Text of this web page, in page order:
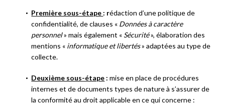
Première sous-étape : rédaction d’une politique de
confidentialité, de clauses « Données à caractère
personnel» mais également « Sécurité», élaboration des
mentions « informatique et libertés» adaptées au type de
collecte.
Deuxième sous-étape : mise en place de procédures
internes et de documents types de nature à s’assurer de
la conformité au droit applicable en ce qui concerne :